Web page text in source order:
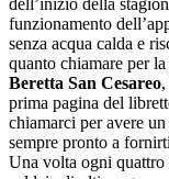
dell’inizio della
funzionamento
senza acqua calda e
quanto chiamare per
Beretta San Cesareo
prima pagina del
chiamarci per avere
sempre pronto a
Una volta ogni quattro